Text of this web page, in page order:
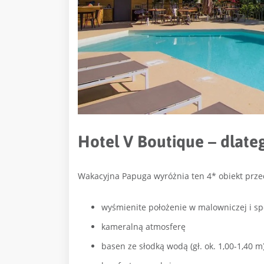
Hotel V Boutique –
Wakacyjna Papuga wyróżnia ten 4* obiekt
wyśmienite położenie w malowniczej i
kameralną atmosferę
basen ze słodką wodą (gł. ok. 1,00-1,40